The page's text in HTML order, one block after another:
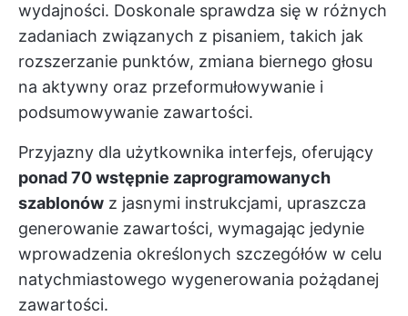
wydajności. Doskonale sprawdza się w różnych
zadaniach związanych z pisaniem, takich jak
rozszerzanie punktów, zmiana biernego głosu
na aktywny oraz przeformułowywanie i
podsumowywanie zawartości.
Przyjazny dla użytkownika interfejs, oferujący
ponad 70 wstępnie zaprogramowanych
szablonów z jasnymi instrukcjami, upraszcza
generowanie zawartości, wymagając jedynie
wprowadzenia określonych szczegółów w celu
natychmiastowego wygenerowania pożądanej
zawartości.